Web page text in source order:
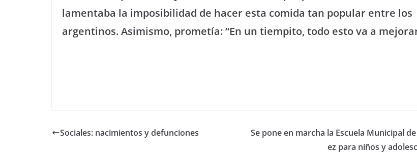
lamentaba la imposibilidad de hacer esta comida tan popular entre los
argentinos. Asimismo, prometía: “En un tiempito, todo esto va a
Sociales: nacimientos y defunciones
Se pone en marcha la Escuela Municipal
ez para niños y